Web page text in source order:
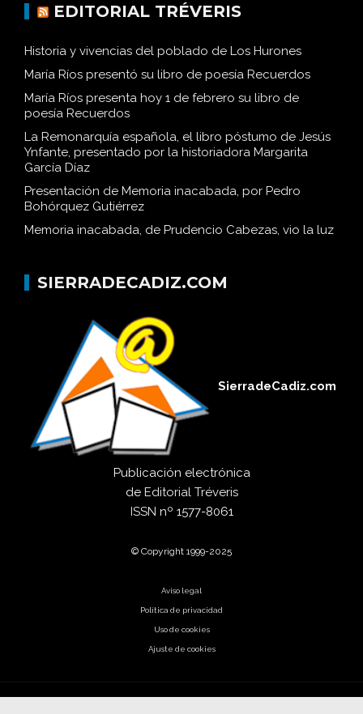
EDITORIAL TRÉVERIS
Historia y vivencias del poblado de Los Hurones
María Ríos presentó su libro de poesía Recuerdos
María Ríos presenta hoy 1 de febrero su libro de
poesía Recuerdos
La Remonarquía española, el libro póstumo de Jesús
Ynfante, presentado por la historiadora Margarita
García Díaz
Presentación de Memoria inacabada, por Pedro
Bohórquez Gutiérrez
Memoria inacabada, de Prudencio Cabezas, vio la luz
SIERRADECADIZ.COM
SierradeCadiz.com
Publicación electrónica
de Editorial Tréveris
ISSN nº 1577-8061
© Copyright 1999-2025
Aviso legal
Política de privacidad
Uso de cookies
Ajuste de cookies